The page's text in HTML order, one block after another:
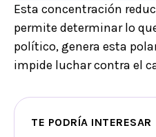
Esta concentración
permite determinar lo
político, genera esta
impide luchar contra el
TE PODRÍA INTERESAR